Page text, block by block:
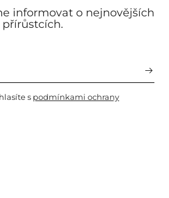
informovat o nejnovějších
přírůstcích.
s podmínkami ochrany